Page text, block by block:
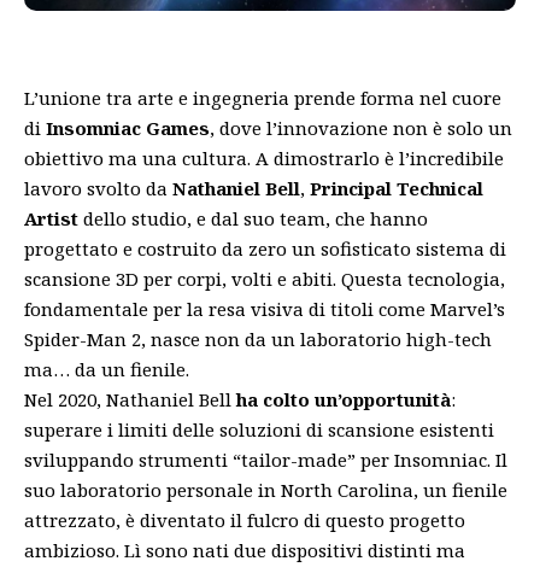
L’unione tra arte e ingegneria prende forma nel cuore
di Insomniac Games, dove l’innovazione non è solo un
obiettivo ma una cultura. A dimostrarlo è l’incredibile
lavoro svolto da Nathaniel Bell, Principal Technical
Artist dello studio, e dal suo team, che hanno
progettato e costruito da zero un sofisticato sistema di
scansione 3D per corpi, volti e abiti. Questa tecnologia,
fondamentale per la resa visiva di titoli come Marvel’s
Spider-Man 2, nasce non da un laboratorio high-tech
ma… da un fienile.
Nel 2020, Nathaniel Bellha colto un’opportunità:
superare i limiti delle soluzioni di scansione esistenti
sviluppando strumenti “tailor-made” per Insomniac. Il
suo laboratorio personale in North Carolina, un fienile
attrezzato, è diventato il fulcro di questo progetto
ambizioso. Lì sono nati due dispositivi distinti ma